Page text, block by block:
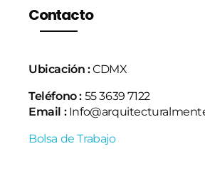
Contacto
Ubicación :CDMX
Teléfono : 55 3639 7122
Email :
Bolsa de Trabajo